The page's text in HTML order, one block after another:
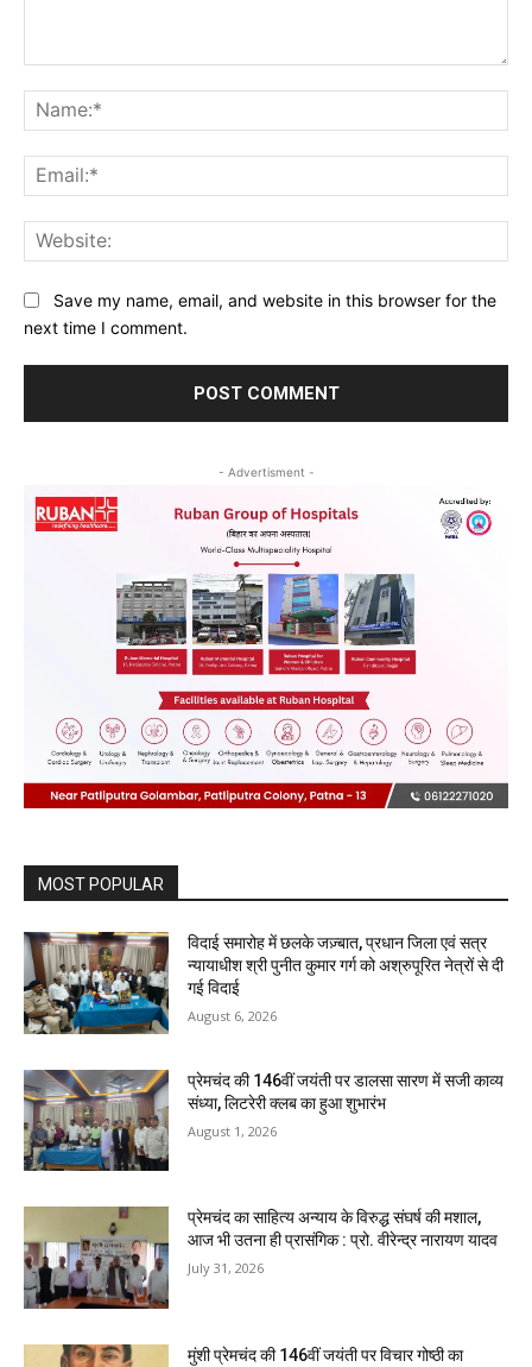
Save my name, email, and website in this browser for the
next time I comment.
- Advertisment -
MOST POPULAR
विदाई समारोह में छलके जज़्बात, प्रधान जिला एवं सत्र
न्यायाधीश श्री पुनीत कुमार गर्ग को अश्रुपूरित नेत्रों से दी
गई विदाई
August 6, 2026
प्रेमचंद की 146वीं जयंती पर डालसा सारण में सजी काव्य
संध्या, लिटरेरी क्लब का हुआ शुभारंभ
August 1, 2026
प्रेमचंद का साहित्य अन्याय के विरुद्ध संघर्ष की मशाल,
आज भी उतना ही प्रासंगिक : प्रो. वीरेन्द्र नारायण यादव
July 31, 2026
मुंशी प्रेमचंद की 146वीं जयंती पर विचार गोष्ठी का